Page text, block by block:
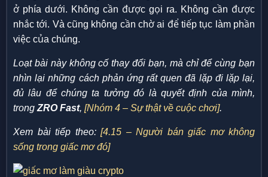
ở phía dưới. Không cần được gọi ra. Không cần được
nhắc tới. Và cũng không cần chờ ai để tiếp tục làm phần
việc của chúng.
Loạt bài này không cố thay đổi bạn, mà chỉ để cùng bạn
nhìn lại những cách phản ứng rất quen đã lặp đi lặp lại,
đủ lâu để chúng ta tưởng đó là quyết định của mình,
trong ZRO Fast, [Nhóm 4 – Sự thật về cuộc chơi].
Xem bài tiếp theo: [4.15 – Người bán giấc mơ không
sống trong giấc mơ đó]